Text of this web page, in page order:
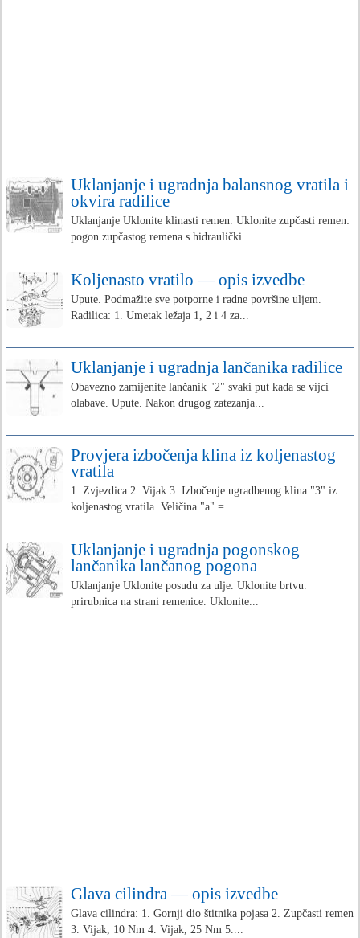
Uklanjanje i ugradnja balansnog vratila i
okvira radilice
Uklanjanje Uklonite klinasti remen. Uklonite zupčasti remen:
pogon zupčastog remena s hidraulički...
Koljenasto vratilo — opis izvedbe
Upute. Podmažite sve potporne i radne površine uljem.
Radilica: 1. Umetak ležaja 1, 2 i 4 za...
Uklanjanje i ugradnja lančanika radilice
Obavezno zamijenite lančanik "2" svaki put kada se vijci
olabave. Upute. Nakon drugog zatezanja...
Provjera izbočenja klina iz koljenastog
vratila
1. Zvjezdica 2. Vijak 3. Izbočenje ugradbenog klina "3" iz
koljenastog vratila. Veličina "a" =...
Uklanjanje i ugradnja pogonskog
lančanika lančanog pogona
Uklanjanje Uklonite posudu za ulje. Uklonite brtvu.
prirubnica na strani remenice. Uklonite...
Glava cilindra — opis izvedbe
Glava cilindra: 1. Gornji dio štitnika pojasa 2. Zupčasti remen
3. Vijak, 10 Nm 4. Vijak, 25 Nm 5....